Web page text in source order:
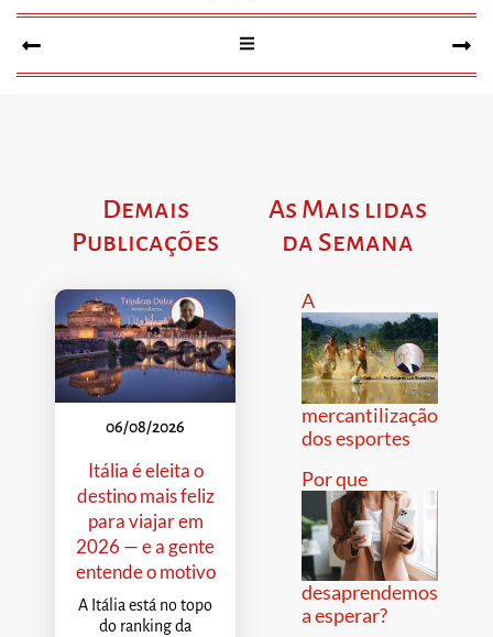
Demais
Publicações
06/08/2026
Itália é eleita o
destino mais feliz
para viajar em
2026 — e a gente
entende o motivo
A Itália está no topo
do ranking da
As Mais lidas
da Semana
A
mercantilização
dos esportes
Por que
desaprendemos
a esperar?